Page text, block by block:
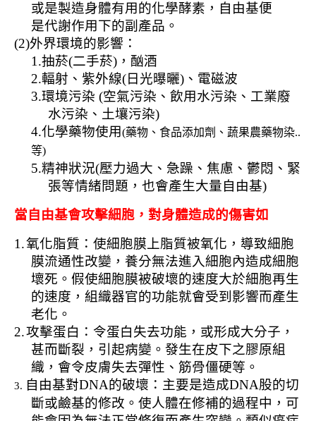
或是製造身體有用的化學酵素，自由基便
是代謝作用下的副產品。
(2)外界環境的影響：
1.抽菸(二手菸) ，酗酒
2.輻射、紫外線(日光曝曬)、電磁波
3.環境污染 (空氣污染、飲用水污染、工業廢
水污染、土壤污染)
4.化學藥物使用(藥物、食品添加劑、蔬果農藥物染..
等)
5.精神狀況(壓力過大、急躁、焦慮、鬱悶、緊
張等情緒問題，也會產生大量自由基)
當自由基會攻擊細胞，對身體造成的傷害如
1.氧化脂質：使細胞膜上脂質被氧化，導致細胞
膜流通性改變，養分無法進入細胞內造成細胞
壞死。假使細胞膜被破壞的速度大於細胞再生
的速度，組織器官的功能就會受到影響而產生
老化。
2.攻擊蛋白：令蛋白失去功能，或形成大分子，
甚而斷裂，引起病變。發生在皮下之膠原組
織，會令皮膚失去彈性、筋骨僵硬等。
3. 自由基對DNA的破壞：主要是造成DNA股的切
斷或鹼基的修改。使人體在修補的過程中，可